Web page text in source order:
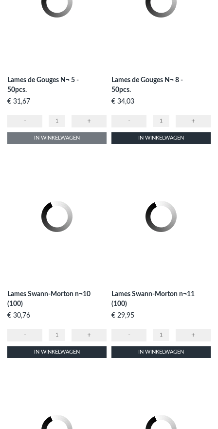
Lames de Gouges N¬ 5 -
50pcs.
Prijs
€ 31,67
- +
IN WINKELWAGEN
Lames de Gouges N¬ 8 -
50pcs.
Prijs
€ 34,03
- +
IN WINKELWAGEN
Lames Swann-Morton n¬10
(100)
Prijs
€ 30,76
- +
IN WINKELWAGEN
Lames Swann-Morton n¬11
(100)
Prijs
€ 29,95
- +
IN WINKELWAGEN